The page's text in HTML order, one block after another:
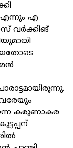
എന്നും എ
വര്‍ക്കിങ്
കരുണാകര